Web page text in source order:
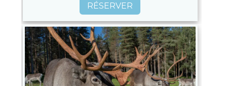
RÉSERVER